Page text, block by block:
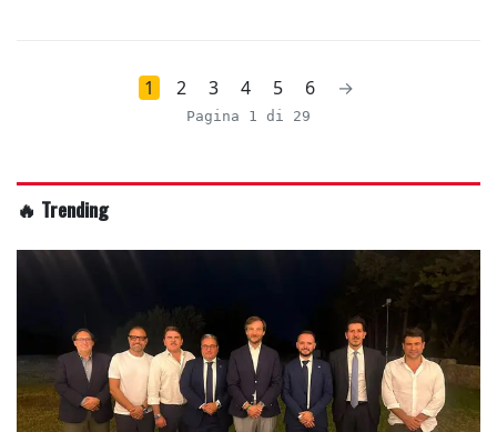
1 2 3 4 5 6 →
Pagina 1 di 29
🔥 Trending